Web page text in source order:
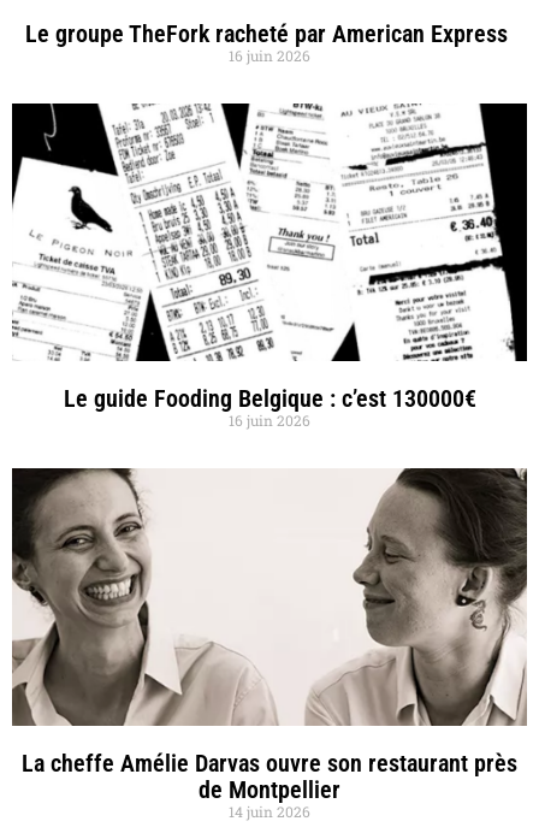
Le groupe TheFork racheté par American Express
16 juin 2026
Le guide Fooding Belgique : c’est 130000€
16 juin 2026
La cheffe Amélie Darvas ouvre son restaurant près
de Montpellier
14 juin 2026